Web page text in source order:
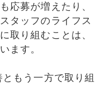
応募が増えたり、
タッフのライフス
取り組むことは、
ます。
もう一方で取り組